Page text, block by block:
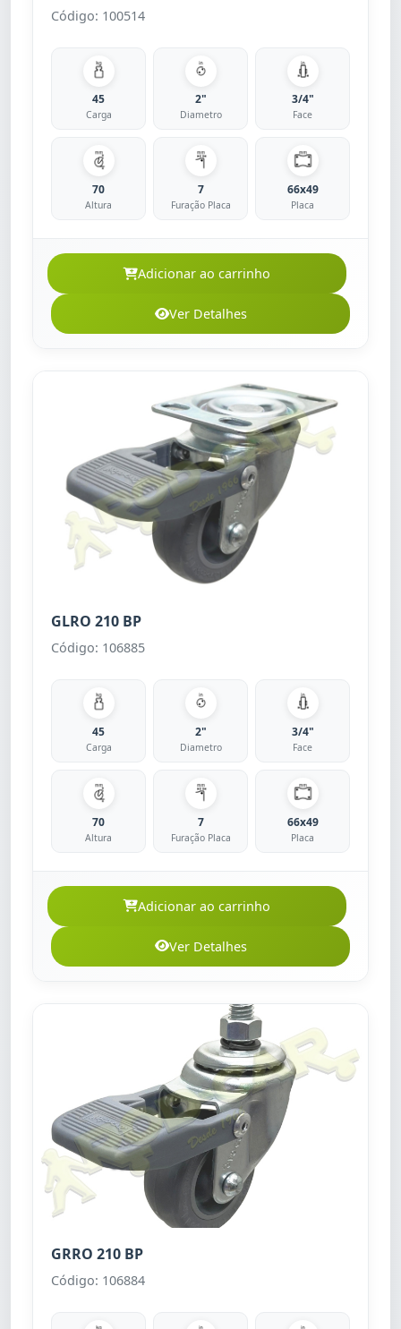
Código: 100514
45
Carga
2"
Diametro
3/4"
Face
70
Altura
7
Furação Placa
66x49
Placa
Adicionar ao carrinho
Ver Detalhes
GLRO 210 BP
Código: 106885
45
Carga
2"
Diametro
3/4"
Face
70
Altura
7
Furação Placa
66x49
Placa
Adicionar ao carrinho
Ver Detalhes
GRRO 210 BP
Código: 106884